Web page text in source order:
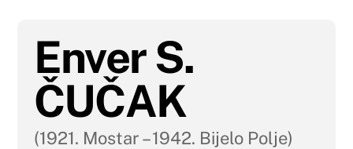
Enver S.
ČUČAK
(1921. Mostar – 1942. Bijelo Polje)